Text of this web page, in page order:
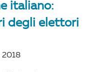
italiano:
degli elettori
2018